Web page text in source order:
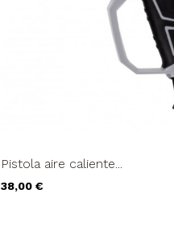
Pistola aire caliente...
Precio
38,00 €